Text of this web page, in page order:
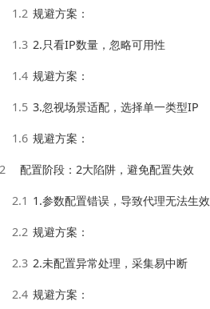
1.2 规避方案：
1.3 2.只看IP数量，忽略可用性
1.4 规避方案：
1.5 3.忽视场景适配，选择单一类型IP
1.6 规避方案：
2 配置阶段：2大陷阱，避免配置失效
2.1 1.参数配置错误，导致代理无法生效
2.2 规避方案：
2.3 2.未配置异常处理，采集易中断
2.4 规避方案：